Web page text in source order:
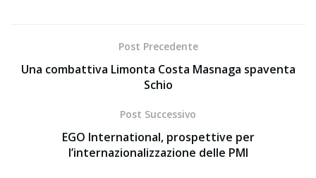
Post Precedente
Una combattiva Limonta Costa Masnaga spaventa
Schio
Post Successivo
EGO International, prospettive per
l’internazionalizzazione delle PMI